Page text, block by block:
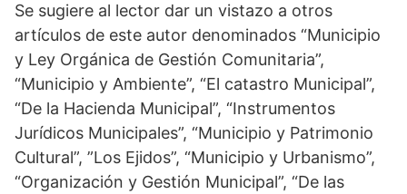
Se sugiere al lector dar un vistazo a otros
artículos de este autor denominados “Municipio
y Ley Orgánica de Gestión Comunitaria”,
“Municipio y Ambiente”, “El catastro Municipal”,
“De la Hacienda Municipal”, “Instrumentos
Jurídicos Municipales”, “Municipio y Patrimonio
Cultural”, ”Los Ejidos”, “Municipio y Urbanismo”,
“Organización y Gestión Municipal”, “De las